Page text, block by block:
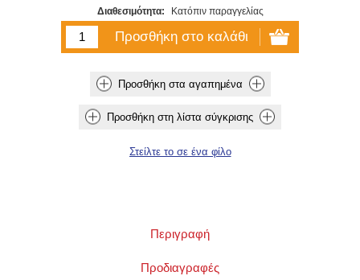
Διαθεσιμότητα: Κατόπιν παραγγελίας
Περιγραφή
Προδιαγραφές